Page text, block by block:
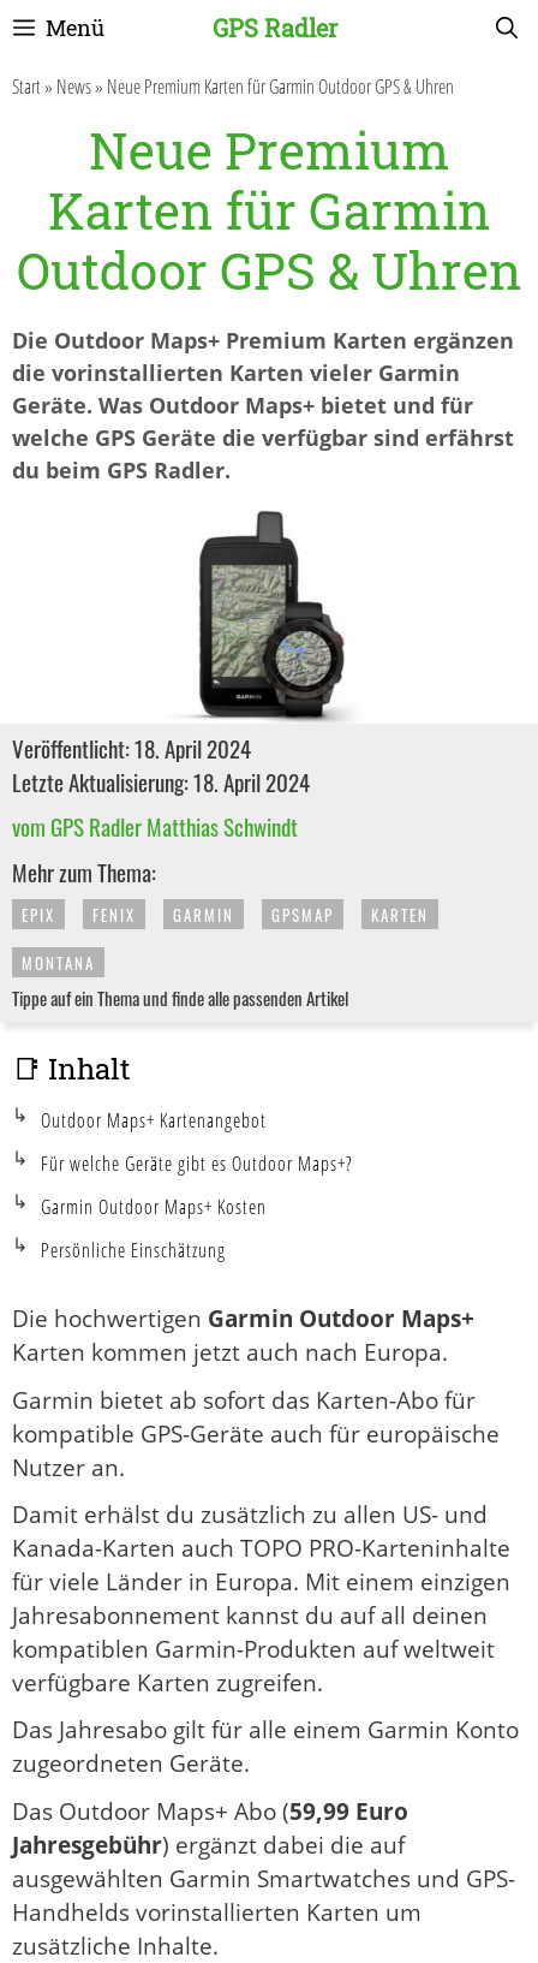
Zum
springen
GPS Radler
Menü
Start» News» Neue Premium Karten für Garmin Outdoor GPS & Uhren
Neue Premium
Karten für Garmin
Outdoor GPS & Uhren
Die Outdoor Maps+ Premium Karten ergänzen
die vorinstallierten Karten vieler Garmin
Geräte. Was Outdoor Maps+ bietet und für
welche GPS Geräte die verfügbar sind erfährst
du beim GPS Radler.
Veröffentlicht: 18. April 2024
Letzte Aktualisierung: 18. April 2024
vom GPS Radler Matthias Schwindt
Mehr zum Thema:
EPIX FENIX GARMIN GPSMAP
KARTEN
MONTANA
Tippe auf ein Thema und finde alle passenden Artikel
Die hochwertigen Garmin Outdoor Maps+
Karten kommen jetzt auch nach Europa.
Garmin bietet ab sofort das Karten-Abo für
kompatible GPS-Geräte auch für europäische
Nutzer an.
Damit erhälst du zusätzlich zu allen US- und
Kanada-Karten auch TOPO PRO-Karteninhalte
für viele Länder in Europa. Mit einem einzigen
Jahresabonnement kannst du auf all deinen
kompatiblen Garmin-Produkten auf weltweit
verfügbare Karten zugreifen.
Das Jahresabo gilt für alle einem Garmin Konto
zugeordneten Geräte.
Das Outdoor Maps+ Abo (59,99 Euro
Jahresgebühr) ergänzt dabei die auf
ausgewählten Garmin Smartwatches und GPS-
Handhelds vorinstallierten Karten um
zusätzliche Inhalte.
📑 Inhalt
Outdoor Maps+ Kartenangebot
Für welche Geräte gibt es Outdoor Maps+?
Garmin Outdoor Maps+ Kosten
Persönliche Einschätzung